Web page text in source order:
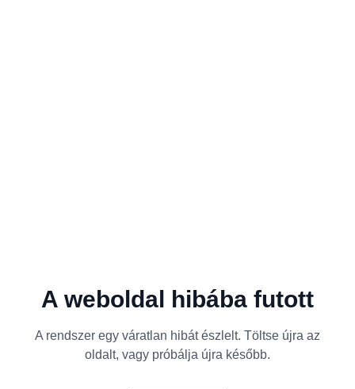
A weboldal hibába futott
A rendszer egy váratlan hibát észlelt. Töltse újra az
oldalt, vagy próbálja újra később.